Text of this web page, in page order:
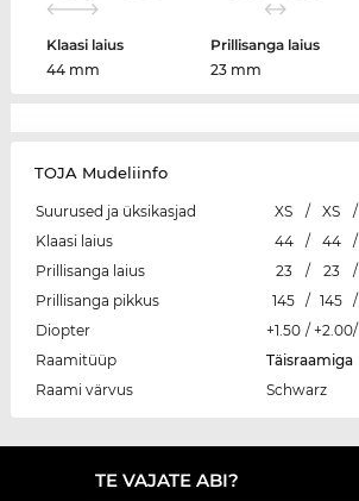
Klaasi laius
44 mm
Prillisanga laius
23 mm
TOJA Mudeliinfo
Suurused ja üksikasjad XS / XS /
Klaasi laius
44 / 44 /
Prillisanga laius
23 / 23 /
Prillisanga pikkus
145 / 145 /
Diopter
+1.50 / +2.00/
Raamitüüp
Täisraamiga
Raami värvus
Schwarz
TE VAJATE ABI?